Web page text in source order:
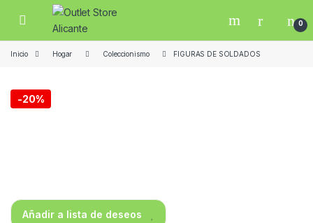
Skip to navigation
Skip to content
Open 0
Inicio Hogar Coleccionismo FIGURAS DE SOLDADOS
-20%
Añadir a lista de deseos